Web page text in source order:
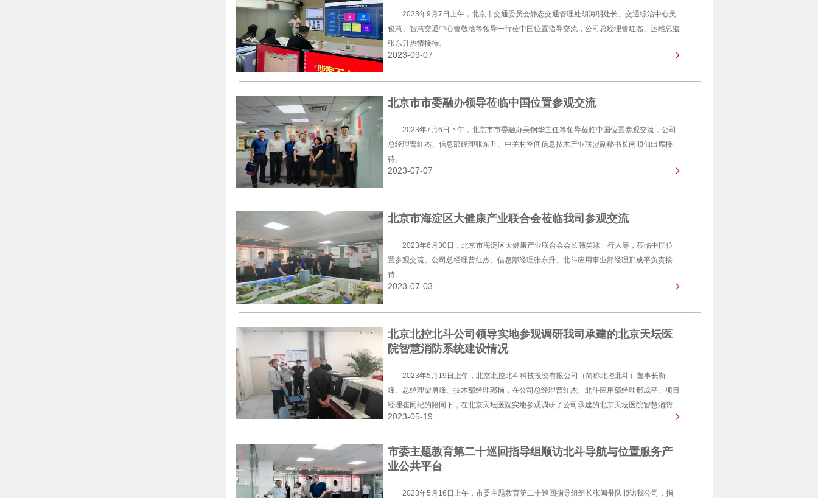
2023年9月7日上午，北京市交通委员会静态交通管理处胡海明处长、交通综治中心吴
俊慧、智慧交通中心曹敬浛等领导一行莅中国位置指导交流，公司总经理曹红杰、运维总监
张东升热情接待。
2023-09-07
北京市市委融办领导莅临中国位置参观交流
2023年7月6日下午，北京市市委融办吴钢华主任等领导莅临中国位置参观交流，公司
总经理曹红杰、信息部经理张东升、中关村空间信息技术产业联盟副秘书长南顺仙出席接
待。
2023-07-07
北京市海淀区大健康产业联合会莅临我司参观交流
2023年6月30日，北京市海淀区大健康产业联合会会长韩笑冰一行人等，莅临中国位
置参观交流。公司总经理曹红杰、信息部经理张东升、北斗应用事业部经理邢成平负责接
待。
2023-07-03
北京北控北斗公司领导实地参观调研我司承建的北京天坛医
院智慧消防系统建设情况
2023年5月19日上午，北京北控北斗科技投资有限公司（简称北控北斗）董事长靳
峰、总经理梁勇峰、技术部经理郭楠，在公司总经理曹红杰、北斗应用部经理邢成平、项目
经理崔同纪的陪同下，在北京天坛医院实地参观调研了公司承建的北京天坛医院智慧消防系
统建设情况，北京天坛医院信息中心张萌老师、保卫处刘彦雄老师对传统消防工作流程和智
2023-05-19
市委主题教育第二十巡回指导组顺访北斗导航与位置服务产
业公共平台
2023年5月16日上午，市委主题教育第二十巡回指导组组长张闽带队顺访我公司，指